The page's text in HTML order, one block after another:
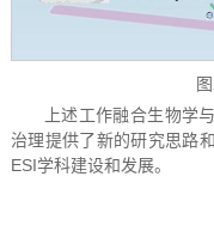
上述工作融合生物学
治理提供了新的研究思路
ESI学科建设和发展。